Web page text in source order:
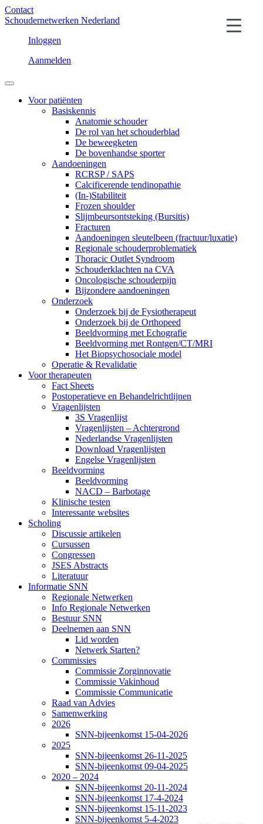
Contact
Schoudernetwerken Nederland
Inloggen
Aanmelden
Voor patiënten
Basiskennis
Anatomie schouder
De rol van het schouderblad
De beweegketen
De bovenhandse sporter
Aandoeningen
RCRSP / SAPS
Calcificerende tendinopathie
(In-)Stabiliteit
Frozen shoulder
Slijmbeursontsteking (Bursitis)
Fracturen
Aandoeningen sleutelbeen (fractuur/luxatie)
Regionale schouderproblematiek
Thoracic Outlet Syndroom
Schouderklachten na CVA
Oncologische schouderpijn
Bijzondere aandoeningen
Onderzoek
Onderzoek bij de Fysiotherapeut
Onderzoek bij de Orthopeed
Beeldvorming met Echografie
Beeldvorming met Rontgen/CT/MRI
Het Biopsychosociale model
Operatie & Revalidatie
Voor therapeuten
Fact Sheets
Postoperatieve en Behandelrichtlijnen
Vragenlijsten
3S Vragenlijst
Vragenlijsten – Achtergrond
Nederlandse Vragenlijsten
Download Vragenlijsten
Engelse Vragenlijsten
Beeldvorming
Beeldvorming
NACD – Barbotage
Klinische testen
Interessante websites
Scholing
Discussie artikelen
Cursussen
Congressen
JSES Abstracts
Literatuur
Informatie SNN
Regionale Netwerken
Info Regionale Netwerken
Bestuur SNN
Deelnemen aan SNN
Lid worden
Netwerk Starten?
Commissies
Commissie Zorginnovatie
Commissie Vakinhoud
Commissie Communicatie
Raad van Advies
Samenwerking
2026
SNN-bijeenkomst 15-04-2026
2025
SNN-bijeenkomst 26-11-2025
SNN-bijeenkomst 09-04-2025
2020 – 2024
SNN-bijeenkomst 20-11-2024
SNN-bijeenkomst 17-4-2024
SNN-bijeenkomst 15-11-2023
SNN-bijeenkomst 5-4-2023